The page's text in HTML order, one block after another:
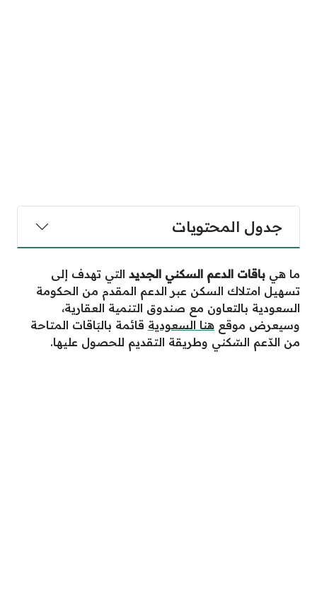
جدول المحتويات
ما هي باقات الدعم السكني الجديد التي تهدف إلى
تسهيل امتلاك السكن عبر الدعم المقدم من الحكومة
السعودية بالتعاون مع صندوق التنمية العقارية،
وسيعرض موقع هنا السعودية قائمة بالبَاقات المتاحة
من الدّعم السّكني وطريقة التقديم للحصول عليها.